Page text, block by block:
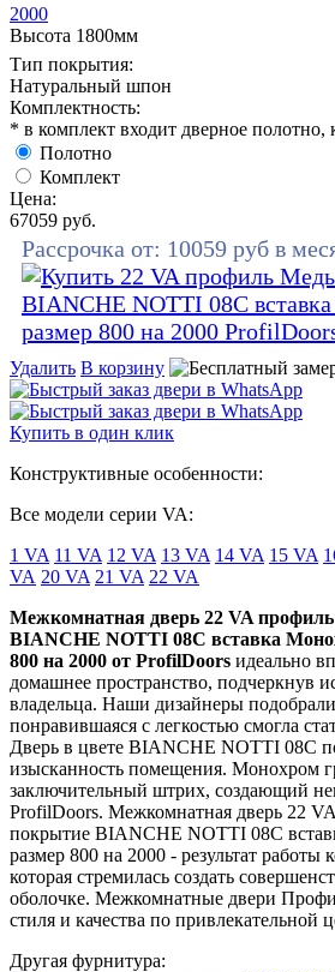
2000
Высота 1800мм
Тип покрытия:
Натуральный шпон
Комплектность:
* в комплект входит дверное полотно,
Полотно
Комплект
Цена:
67059 руб.
Рассрочка от: 10059 руб в
Удалить В корзину
Купить в один клик
Конструктивные особенности:
Все модели серии VA:
1 VA 11 VA 12 VA 13 VA 14 VA 15 VA
VA 20 VA 21 VA 22 VA
Межкомнатная дверь 22 VA
BIANCHE NOTTI 08C вставка
800 на 2000 от ProfilDoors идеально
домашнее пространство, подчеркнув
владельца. Наши дизайнеры
понравившаяся с легкостью смогла
Дверь в цвете BIANCHE NOTTI 08C
изысканность помещения. Монохром
заключительный штрих, создающий
ProfilDoors. Межкомнатная дверь 22
покрытие BIANCHE NOTTI 08C
размер 800 на 2000 - результат работы
которая стремилась создать
оболочке. Межкомнатные двери
стиля и качества по привлекательной
Другая фурнитура: